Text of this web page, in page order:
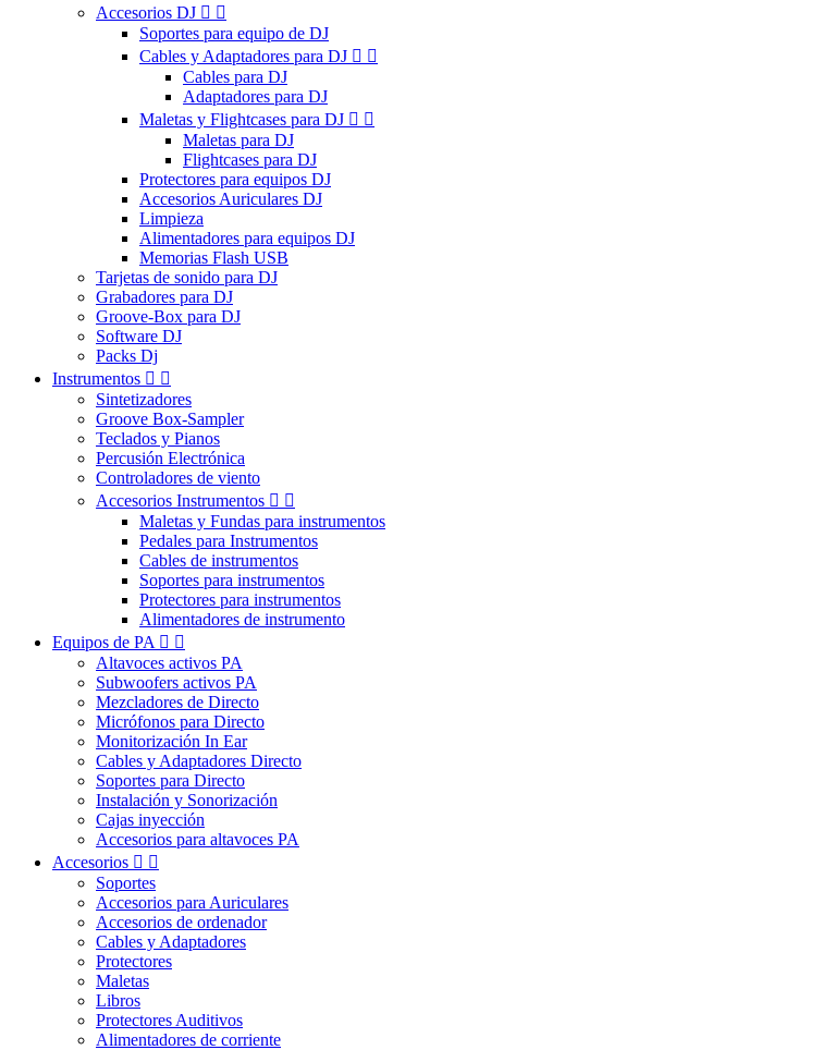
Accesorios DJ  
Soportes para equipo de DJ
Cables y Adaptadores para DJ  
Cables para DJ
Adaptadores para DJ
Maletas y Flightcases para DJ  
Maletas para DJ
Flightcases para DJ
Protectores para equipos DJ
Accesorios Auriculares DJ
Limpieza
Alimentadores para equipos DJ
Memorias Flash USB
Tarjetas de sonido para DJ
Grabadores para DJ
Groove-Box para DJ
Software DJ
Packs Dj
Instrumentos  
Sintetizadores
Groove Box-Sampler
Teclados y Pianos
Percusión Electrónica
Controladores de viento
Accesorios Instrumentos  
Maletas y Fundas para instrumentos
Pedales para Instrumentos
Cables de instrumentos
Soportes para instrumentos
Protectores para instrumentos
Alimentadores de instrumento
Equipos de PA  
Altavoces activos PA
Subwoofers activos PA
Mezcladores de Directo
Micrófonos para Directo
Monitorización In Ear
Cables y Adaptadores Directo
Soportes para Directo
Instalación y Sonorización
Cajas inyección
Accesorios para altavoces PA
Accesorios  
Soportes
Accesorios para Auriculares
Accesorios de ordenador
Cables y Adaptadores
Protectores
Maletas
Libros
Protectores Auditivos
Alimentadores de corriente